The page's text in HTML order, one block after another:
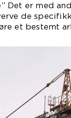
Det er med
de
et bestemt